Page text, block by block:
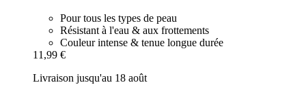
Pour tous les types de peau
Résistant à l'eau & aux frottements
Couleur intense & tenue longue durée
11,99 €
Livraison jusqu'au 18 août